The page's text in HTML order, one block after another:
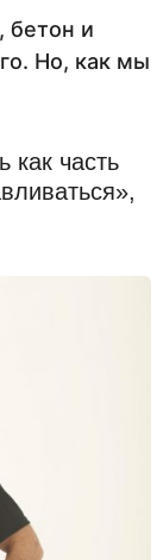
бетон и
Но, как мы
как часть